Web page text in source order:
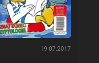
19.07.2017